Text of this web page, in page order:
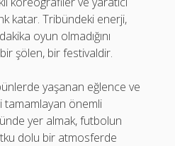
katar. Tribündeki enerji,
oyun olmadığını
şölen, bir festivaldir.
yaşanan eğlence ve
tamamlayan önemli
yer almak, futbolun
dolu bir atmosferde